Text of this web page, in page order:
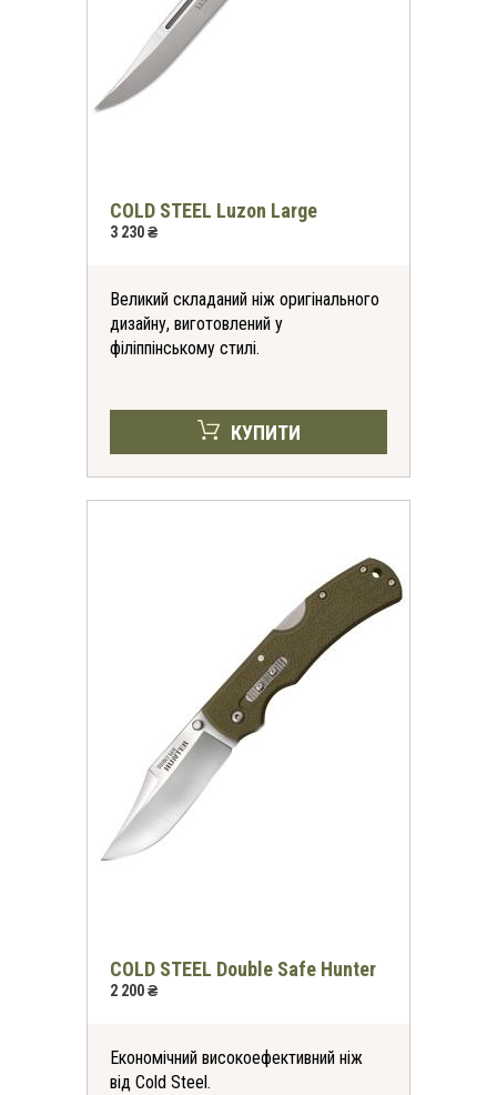
COLD STEEL Luzon Large
3 230 ₴
Великий складаний ніж оригінального
дизайну, виготовлений у
філіппінському стилі.
КУПИТИ
COLD STEEL Double Safe Hunter
2 200 ₴
Економічний високоефективний ніж
від Cold Steel.